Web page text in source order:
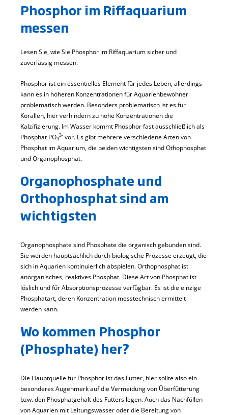
Phosphor im Riffaquarium
messen
Lesen Sie, wie Sie Phosphor im Riffaquarium sicher und
zuverlässig messen.
Phosphor ist ein essentielles Element für jedes Leben, allerdings
kann es in höheren Konzentrationen für Aquarienbewohner
problematisch werden. Besonders problematisch ist es für
Korallen, hier verhindern zu hohe Konzentrationen die
Kalzifizierung. Im Wasser kommt Phosphor fast ausschließlich als
Phosphat PO4
3- vor. Es gibt mehrere verschiedene Arten von
Phosphat im Aquarium, die beiden wichtigsten sind Othophosphat
und Organophosphat.
Organophosphate und
Orthophosphat sind am
wichtigsten
Organophosphate sind Phosphate die organisch gebunden sind.
Sie werden hauptsächlich durch biologische Prozesse erzeugt, die
sich in Aquarien kontinuierlich abspielen. Orthophosphat ist
anorganisches, reaktives Phosphat. Diese Art von Phosphat ist
löslich und für Absorptionsprozesse verfügbar. Es ist die einzige
Phosphatart, deren Konzentration messtechnisch ermittelt
werden kann.
Wo kommen Phosphor
(Phosphate) her?
Die Hauptquelle für Phosphor ist das Futter, hier sollte also ein
besonderes Augenmerk auf die Vermeidung von Überfütterung
bzw. den Phosphatgehalt des Futters legen. Auch das Nachfüllen
von Aquarien mit Leitungswasser oder die Bereitung von